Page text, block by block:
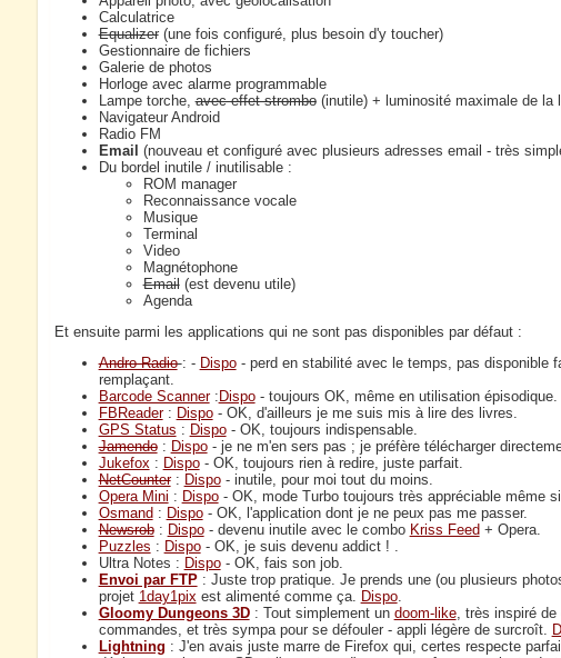
Calculatrice
Equalizer(une fois configuré, plus besoin d'y toucher)
Gestionnaire de fichiers
Galerie de photos
Horloge avec alarme programmable
Lampe torche,avec effet strombo(inutile) + luminosité maximale de la
Navigateur Android
Radio FM
Email (nouveau et configuré avec plusieurs adresses email - très
Du bordel inutile / inutilisable :
ROM manager
Reconnaissance vocale
Musique
Terminal
Video
Magnétophone
Email(est devenu utile)
Agenda
Et ensuite parmi les applications qui ne sont pas disponibles par défaut :
Andro Radio : - Dispo- perd en stabilité avec le temps, pas disponible
remplaçant.
Barcode Scanner: Dispo- toujours OK, même en utilisation épisodique.
FBReader: Dispo- OK, d'ailleurs je me suis mis à lire des livres.
GPS Status : Dispo- OK, toujours indispensable.
Jamendo: Dispo- je ne m'en sers pas ; je préfère télécharger
Jukefox : Dispo- OK, toujours rien à redire, juste parfait.
NetCounter: Dispo- inutile, pour moi tout du moins.
Opera Mini : Dispo- OK, mode Turbo toujours très appréciable même
Osmand : Dispo- OK, l'application dont je ne peux pas me passer.
Newsrob: Dispo- devenu inutile avec le combo Kriss Feed + Opera.
Puzzles : Dispo- OK, je suis devenu addict ! .
Ultra Notes : Dispo- OK, fais son job.
Envoi par FTP: Juste trop pratique. Je prends une (ou plusieurs
projet 1day1pix est alimenté comme ça. Dispo.
Gloomy Dungeons 3D: Tout simplement un doom-like, très inspiré de
commandes, et très sympa pour se défouler - appli légère de surcroît.
Lightning : J'en avais juste marre de Firefox qui, certes respecte